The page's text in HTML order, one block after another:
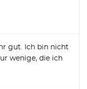
gut. Ich bin nicht
wenige, die ich